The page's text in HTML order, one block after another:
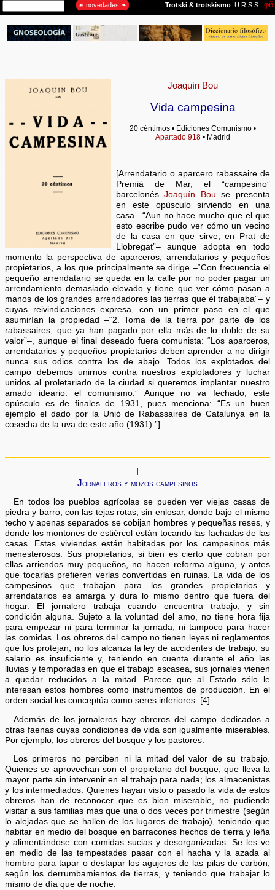
Joaquín Bou
Vida campesina
20 céntimos • Ediciones Comunismo •
Apartado 918 • Madrid
———
[Arrendatario o aparcero rabassaire de
Premiá de Mar, el “campesino”
barcelonésJoaquín Bou se presenta
en este opúsculo sirviendo en una
casa –“Aun no hace mucho que el que
esto escribe pudo ver cómo un vecino
de la casa en que sirve, en Prat de
Llobregat”– aunque adopta en todo
momento la perspectiva de aparceros, arrendatarios y pequeños
propietarios, a los que principalmente se dirige –“Con frecuencia el
pequeño arrendatario se queda en la calle por no poder pagar un
arrendamiento demasiado elevado y tiene que ver cómo pasan a
manos de los grandes arrendadores las tierras que él trabajaba”– y
cuyas reivindicaciones expresa, con un primer paso en el que
asumirían la propiedad –“2. Toma de la tierra por parte de los
rabassaires, que ya han pagado por ella más de lo doble de su
valor”–, aunque el final deseado fuera comunista: “Los aparceros,
arrendatarios y pequeños propietarios deben aprender a no dirigir
nunca sus odios contra los de abajo. Todos los explotados del
campo debemos unirnos contra nuestros explotadores y luchar
unidos al proletariado de la ciudad si queremos implantar nuestro
amado ideario: el comunismo.” Aunque no va fechado, este
opúsculo es de finales de 1931, pues menciona: “Es un buen
ejemplo el dado por la Unió de Rabassaires de Catalunya en la
cosecha de la uva de este año (1931).”]
———
I
Jornaleros y mozos campesinos
En todos los pueblos agrícolas se pueden ver viejas casas de
piedra y barro, con las tejas rotas, sin enlosar, donde bajo el mismo
techo y apenas separados se cobijan hombres y pequeñas reses, y
donde los montones de estiércol están tocando las fachadas de las
casas. Estas viviendas están habitadas por los campesinos más
menesterosos. Sus propietarios, si bien es cierto que cobran por
ellas arriendos muy pequeños, no hacen reforma alguna, y antes
que tocarlas prefieren verlas convertidas en ruinas. La vida de los
campesinos que trabajan para los grandes propietarios y
arrendatarios es amarga y dura lo mismo dentro que fuera del
hogar. El jornalero trabaja cuando encuentra trabajo, y sin
condición alguna. Sujeto a la voluntad del amo, no tiene hora fija
para empezar ni para terminar la jornada, ni tampoco para hacer
las comidas. Los obreros del campo no tienen leyes ni reglamentos
que los protejan, no los alcanza la ley de accidentes de trabajo, su
salario es insuficiente y, teniendo en cuenta durante el año las
lluvias y temporadas en que el trabajo escasea, sus jornales vienen
a quedar reducidos a la mitad. Parece que al Estado sólo le
interesan estos hombres como instrumentos de producción. En el
orden social los conceptúa como seres inferiores. [4]
Además de los jornaleros hay obreros del campo dedicados a
otras faenas cuyas condiciones de vida son igualmente miserables.
Por ejemplo, los obreros del bosque y los pastores.
Los primeros no perciben ni la mitad del valor de su trabajo.
Quienes se aprovechan son el propietario del bosque, que lleva la
mayor parte sin intervenir en el trabajo para nada; los almacenistas
y los intermediados. Quienes hayan visto o pasado la vida de estos
obreros han de reconocer que es bien miserable, no pudiendo
visitar a sus familias más que una o dos veces por trimestre (según
lo alejadas que se hallen de los lugares de trabajo), teniendo que
habitar en medio del bosque en barracones hechos de tierra y leña
y alimentándose con comidas sucias y desorganizadas. Se les ve
en medio de las tempestades pasar con el hacha y la azada al
hombro para tapar o destapar los agujeros de las pilas de carbón,
según los derrumbamientos de tierras, y teniendo que trabajar lo
mismo de día que de noche.